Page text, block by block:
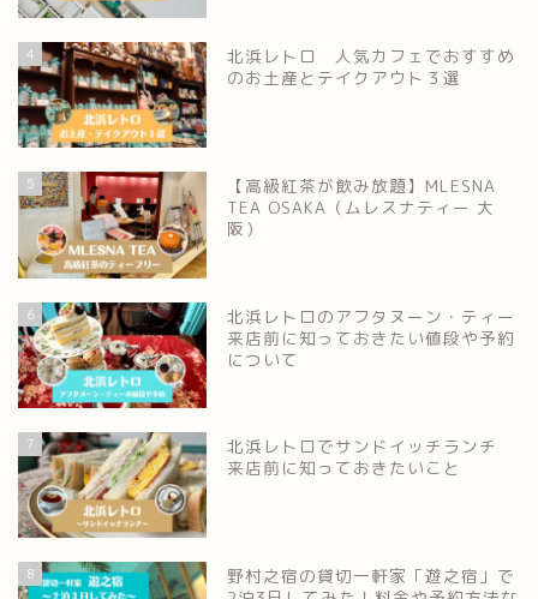
4
北浜レトロ 人気カフェでおすすめ
のお土産とテイクアウト３選
5
【高級紅茶が飲み放題】MLESNA
TEA OSAKA（ムレスナティー 大
阪）
6
北浜レトロのアフタヌーン・ティー
来店前に知っておきたい値段や予約
について
7
北浜レトロでサンドイッチランチ
来店前に知っておきたいこと
8
野村之宿の貸切一軒家「遊之宿」で